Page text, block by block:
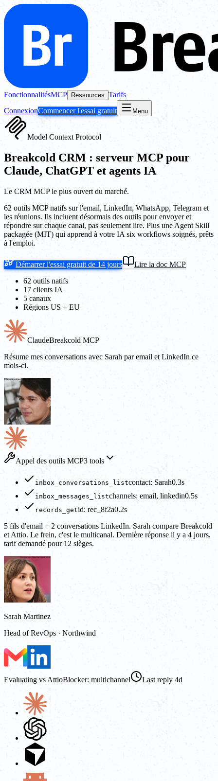
FonctionnalitésMCP Ressources Tarifs
ConnexionCommencer l'essai gratuit Menu
Model Context Protocol
Breakcold CRM : serveur MCP pour
Claude, ChatGPT et agents IA
Le CRM MCP le plus ouvert du marché.
62 outils MCP natifs sur l'email, LinkedIn, WhatsApp, Telegram et
les réunions. Ils incluent désormais des outils pour envoyer et
répondre sur chaque canal, pas seulement lire. Plus une Agent Skill
packagée (MIT) qui apprend à votre IA six workflows soignés, prêts
à l'emploi.
Démarrer l'essai gratuit de 14 jours
Lire la doc MCP
62 outils natifs
17 clients IA
5 canaux
Régions US + EU
ClaudeBreakcold MCP
Résume mes conversations avec Sarah par email et LinkedIn ce
mois-ci.
Appel des outils MCP3 tools
inbox_conversations_listcontact: Sarah0.3s
inbox_messages_listchannels: email, linkedin0.5s
records_getid: rec_8f2a0.2s
5 fils d'email + 2 conversations LinkedIn. Sarah compare Breakcold
et Attio. Le frein, c'est le multicanal. Dernière réponse il y a 4 jours,
tarif demandé pour 12 sièges.
Sarah Martinez
Head of RevOps · Northwind
Evaluating vs AttioBlocker: multichannel Last reply 4d